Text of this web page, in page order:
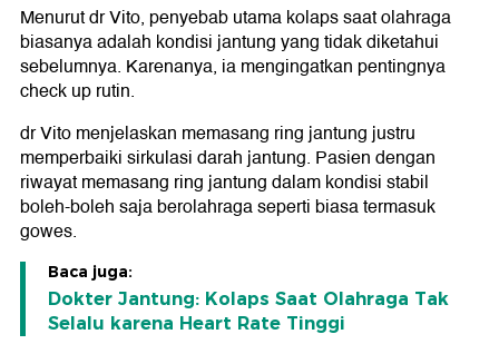
Menurut dr Vito, penyebab utama kolaps saat olahraga
biasanya adalah kondisi jantung yang tidak diketahui
sebelumnya. Karenanya, ia mengingatkan pentingnya
check up rutin.
dr Vito menjelaskan memasang ring jantung justru
memperbaiki sirkulasi darah jantung. Pasien dengan
riwayat memasang ring jantung dalam kondisi stabil
boleh-boleh saja berolahraga seperti biasa termasuk
gowes.
Baca juga:
Dokter Jantung: Kolaps Saat Olahraga Tak
Selalu karena Heart Rate Tinggi